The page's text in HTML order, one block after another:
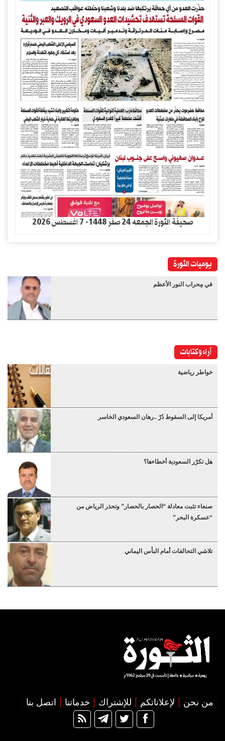
صحيفة الثورة الجمعه 24 صفر 1448- 7 اغسطس 2026
يوميات الثورة
في مِحراب النور الأعظم
آراء وكتابات
خواطر رياضية
أمريكا إلى السقوط دُرْ ..رهان السعودي الخاسر
هل تكرّر السعودية أخطاءها؟
صنعاء تثبت معادلة “الحصار بالحصار” وتحذر الرياض من
“عسكرة البحر”
تلاشي التحالفات أمام البأس اليماني
من نحن لإعلاناتكم للإشتراك خدماتنا اتصل بنا